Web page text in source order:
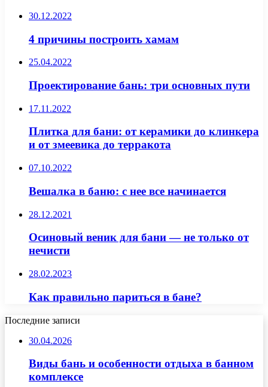
30.12.2022
4 причины построить хамам
25.04.2022
Проектирование бань: три основных пути
17.11.2022
Плитка для бани: от керамики до клинкера
и от змеевика до терракота
07.10.2022
Вешалка в баню: с нее все начинается
28.12.2021
Осиновый веник для бани — не только от
нечисти
28.02.2023
Как правильно париться в бане?
Последние записи
30.04.2026
Виды бань и особенности отдыха в банном
комплексе